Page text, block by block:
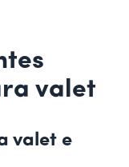
valet
valet e